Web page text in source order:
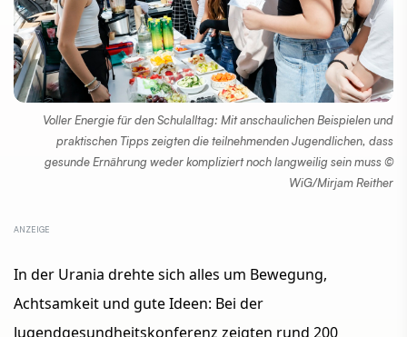
Voller Energie für den Schulalltag: Mit anschaulichen Beispielen und
praktischen Tipps zeigten die teilnehmenden Jugendlichen, dass
gesunde Ernährung weder kompliziert noch langweilig sein muss ©
WiG/Mirjam Reither
In der Urania drehte sich alles um Bewegung,
Achtsamkeit und gute Ideen: Bei der
Jugendgesundheitskonferenz zeigten rund 200